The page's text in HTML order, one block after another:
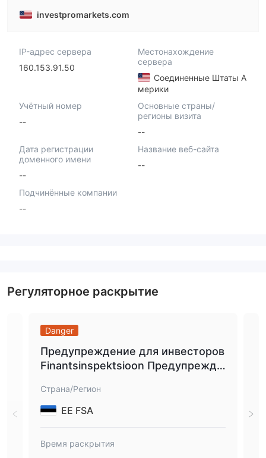
investpromarkets.com
IP-адрес сервера
160.153.91.50
Местонахождение
сервера
Соединенные Штаты А
мерики
Учётный номер
--
Основные страны/
регионы визита
--
Дата регистрации
доменного имени
--
Название веб-сайта
--
Подчинённые компании
--
Регуляторное раскрытие
Danger
Предупреждение для инвесторов
Finantsinspektsioon Предупрежде
Страна/Регион
EE FSA
Время раскрытия